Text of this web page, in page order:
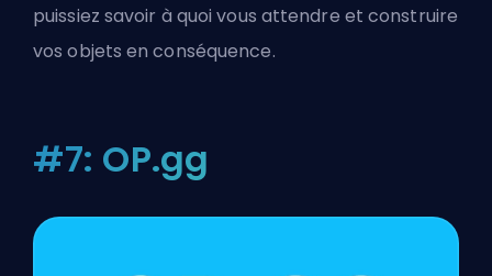
puissiez savoir à quoi vous attendre et construire
vos objets en conséquence.
#7: OP.gg